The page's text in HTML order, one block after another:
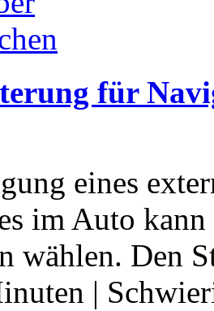
für
eines
im Auto
wählen. Den
|